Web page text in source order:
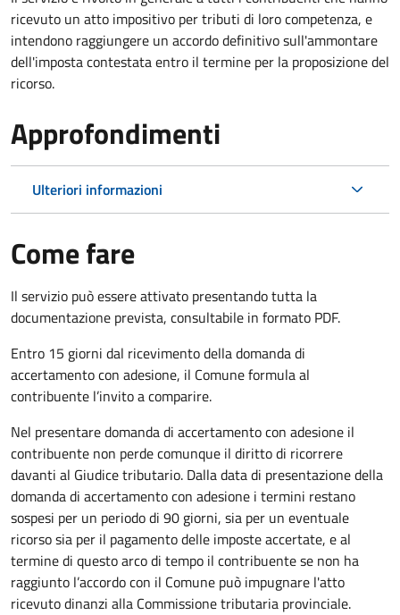
ricevuto un atto impositivo per tributi di loro competenza, e
intendono raggiungere un accordo definitivo sull'ammontare
dell'imposta contestata entro il termine per la proposizione del
ricorso.
Approfondimenti
Ulteriori informazioni
Come fare
Il servizio può essere attivato presentando tutta la
documentazione prevista, consultabile in formato PDF.
Entro 15 giorni dal ricevimento della domanda di
accertamento con adesione, il Comune formula al
contribuente l’invito a comparire.
Nel presentare domanda di accertamento con adesione il
contribuente non perde comunque il diritto di ricorrere
davanti al Giudice tributario. Dalla data di presentazione della
domanda di accertamento con adesione i termini restano
sospesi per un periodo di 90 giorni, sia per un eventuale
ricorso sia per il pagamento delle imposte accertate, e al
termine di questo arco di tempo il contribuente se non ha
raggiunto l’accordo con il Comune può impugnare l'atto
ricevuto dinanzi alla Commissione tributaria provinciale.